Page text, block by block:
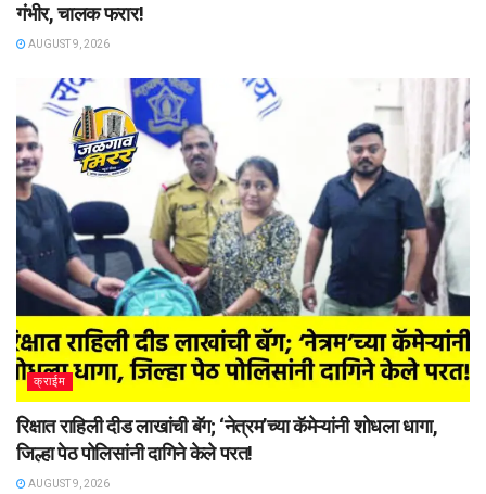
गंभीर, चालक फरार!
AUGUST 9, 2026
क्राईम
रिक्षात राहिली दीड लाखांची बॅग; ‘नेत्रम’च्या कॅमेऱ्यांनी शोधला धागा,
जिल्हा पेठ पोलिसांनी दागिने केले परत!
AUGUST 9, 2026